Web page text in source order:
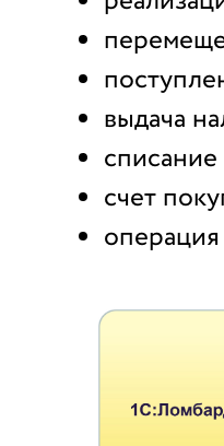
выдача
списание
счет